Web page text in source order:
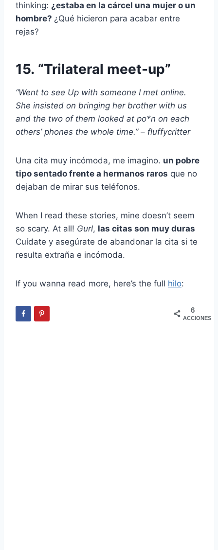
thinking: ¿estaba en la cárcel una mujer o un
hombre? ¿Qué hicieron para acabar entre
rejas?
15. “Trilateral meet-up”
“Went to see Up with someone I met online.
She insisted on bringing her brother with us
and the two of them looked at po*n on each
others’ phones the whole time.” – fluffycritter
Una cita muy incómoda, me imagino. un pobre
tipo sentado frente a hermanos raros que no
dejaban de mirar sus teléfonos.
When I read these stories, mine doesn’t seem
so scary. At all! Gurl, las citas son muy duras
Cuídate y asegúrate de abandonar la cita si te
resulta extraña e incómoda.
If you wanna read more, here’s the full hilo:
6
ACCIONES